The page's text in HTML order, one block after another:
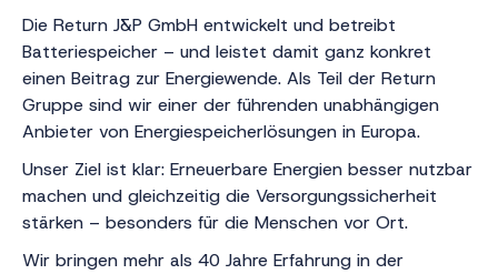
Die Return J&P GmbH entwickelt und betreibt
Batteriespeicher – und leistet damit ganz konkret
einen Beitrag zur Energiewende. Als Teil der Return
Gruppe sind wir einer der führenden unabhängigen
Anbieter von Energiespeicherlösungen in Europa.
Unser Ziel ist klar: Erneuerbare Energien besser nutzbar
machen und gleichzeitig die Versorgungssicherheit
stärken – besonders für die Menschen vor Ort.
Wir bringen mehr als 40 Jahre Erfahrung in der